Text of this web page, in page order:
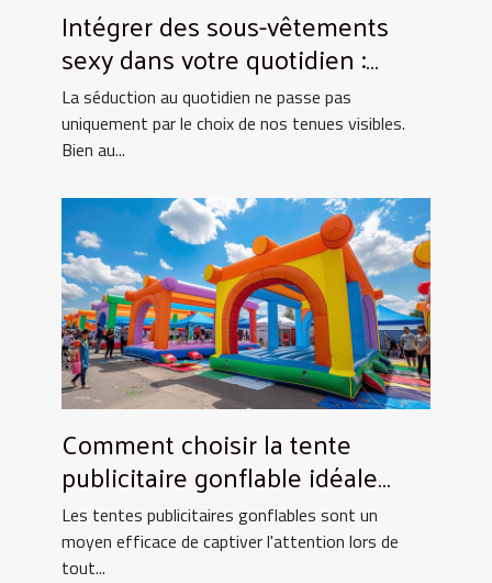
Intégrer des sous-vêtements
sexy dans votre quotidien :
Astuces et conseils
La séduction au quotidien ne passe pas
uniquement par le choix de nos tenues visibles.
Bien au...
Comment choisir la tente
publicitaire gonflable idéale
pour vos événements
Les tentes publicitaires gonflables sont un
moyen efficace de captiver l'attention lors de
tout...